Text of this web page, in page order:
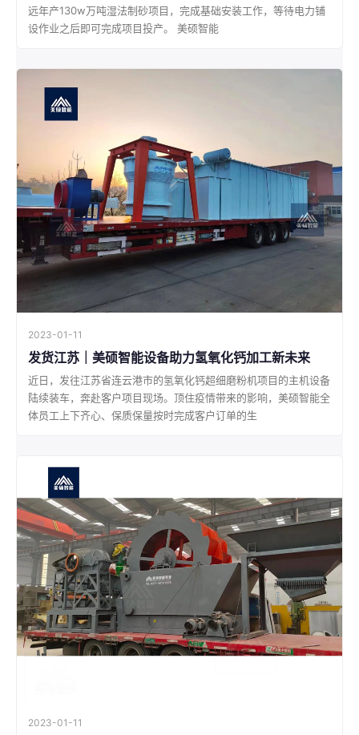
远年产130w万吨湿法制砂项目，完成基础安装工作，等待电力铺
设作业之后即可完成项目投产。 美硕智能
2023-01-11
发货江苏｜美硕智能设备助力氢氧化钙加工新未来
近日，发往江苏省连云港市的氢氧化钙超细磨粉机项目的主机设备
陆续装车，奔赴客户项目现场。顶住疫情带来的影响，美硕智能全
体员工上下齐心、保质保量按时完成客户订单的生
2023-01-11